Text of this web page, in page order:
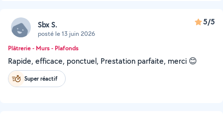
Sbx S.
posté le 13 juin 2026
5/5
Plâtrerie - Murs - Plafonds
Rapide, efficace, ponctuel, Prestation parfaite, merci 😊
Super réactif